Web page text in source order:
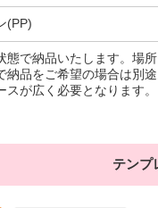
(PP)
態で納品いたします。場
納品をご希望の場合は別
スが広く必要となります。
テンプ